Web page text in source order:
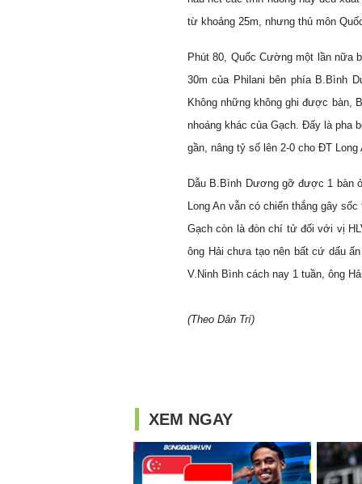
từ khoảng 25m, nhưng thủ môn
Phút 80, Quốc Cường một lần
30m của Philani bên phía B.Bình
Không những không ghi được bàn,
nhoáng khác của Gạch. Đấy là pha
gần, nâng tỷ số lên 2-0 cho ĐT Long
Dẫu B.Bình Dương gỡ được 1 bàn
Long An vẫn có chiến thắng gây
Gạch còn là đòn chí tử đối với vị
ông Hải chưa tạo nên bất cứ dấu
V.Ninh Bình cách nay 1 tuần, ông
(Theo Dân Trí)